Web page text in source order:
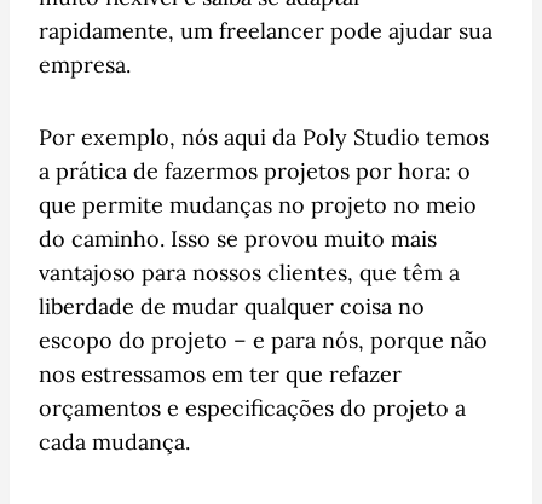
rapidamente, um freelancer pode ajudar sua
empresa.
Por exemplo, nós aqui da Poly Studio temos
a prática de fazermos projetos por hora: o
que permite mudanças no projeto no meio
do caminho. Isso se provou muito mais
vantajoso para nossos clientes, que têm a
liberdade de mudar qualquer coisa no
escopo do projeto – e para nós, porque não
nos estressamos em ter que refazer
orçamentos e especificações do projeto a
cada mudança.